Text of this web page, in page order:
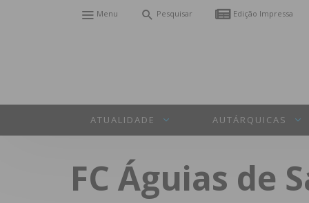
Menu Pesquisar Edição Impressa
ATUALIDADE AUTÁRQUICAS
FC Águias de